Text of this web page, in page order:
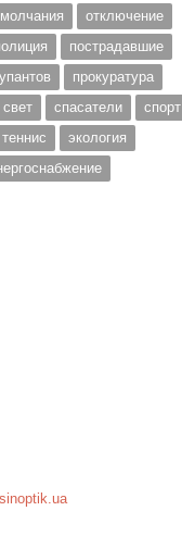
отключение
пострадавшие
прокуратура
свет спасатели
спорт
теннис
экология
sinoptik.ua